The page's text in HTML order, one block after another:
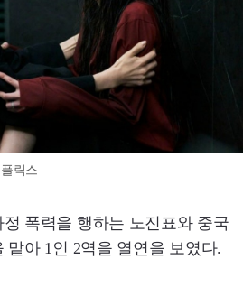
릭스
폭력을 행하는 노진표와 중국
맡아 1인 2역을 열연을 보였다.